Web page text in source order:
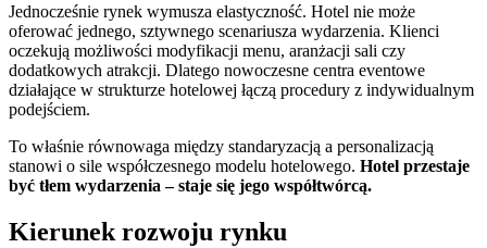
Jednocześnie rynek wymusza elastyczność. Hotel nie może
oferować jednego, sztywnego scenariusza wydarzenia. Klienci
oczekują możliwości modyfikacji menu, aranżacji sali czy
dodatkowych atrakcji. Dlatego nowoczesne centra eventowe
działające w strukturze hotelowej łączą procedury z indywidualnym
podejściem.
To właśnie równowaga między standaryzacją a personalizacją
stanowi o sile współczesnego modelu hotelowego. Hotel przestaje
być tłem wydarzenia – staje się jego współtwórcą.
Kierunek rozwoju rynku